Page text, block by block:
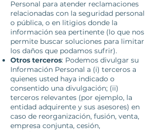
Personal para atender reclamaciones
relacionadas con la seguridad personal
o pública, o en litigios donde la
información sea pertinente (lo que nos
permite buscar soluciones para limitar
los daños que podamos sufrir).
Otros terceros: Podemos divulgar su
Información Personal a (i) terceros a
quienes usted haya indicado o
consentido una divulgación; (ii)
terceros relevantes (por ejemplo, la
entidad adquirente y sus asesores) en
caso de reorganización, fusión, venta,
empresa conjunta, cesión,